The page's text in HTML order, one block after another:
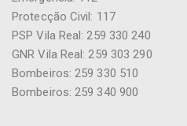
Protecção Civil: 117
PSP Vila Real: 259 330 240
GNR Vila Real: 259 303 290
Bombeiros: 259 330 510
Bombeiros: 259 340 900